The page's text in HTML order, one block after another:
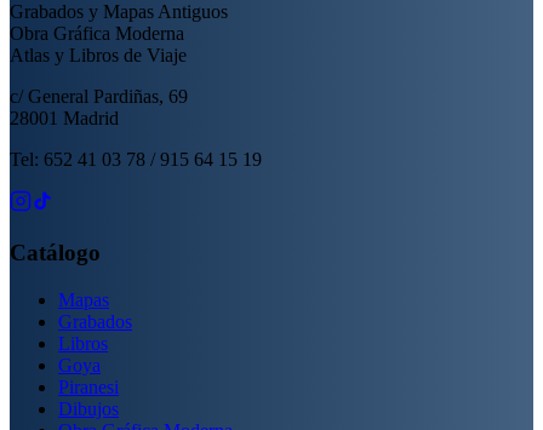
Grabados y Mapas Antiguos
Obra Gráfica Moderna
Atlas y Libros de Viaje
c/ General Pardiñas, 69
28001 Madrid
Tel: 652 41 03 78 / 915 64 15 19
Catálogo
Mapas
Grabados
Libros
Goya
Piranesi
Dibujos